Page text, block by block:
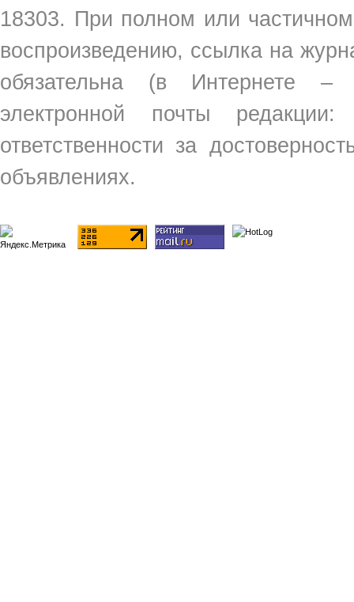
18303. При полном или
воспроизведению, ссылка на
обязательна (в Интернете
электронной почты
ответственности за
объявлениях.